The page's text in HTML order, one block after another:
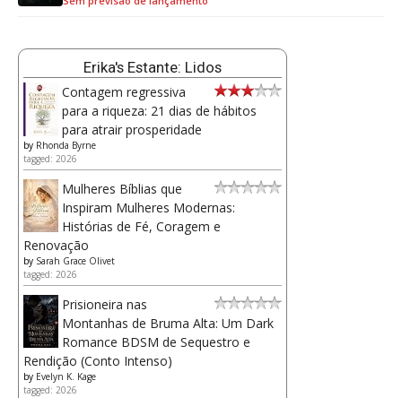
Erika's Estante: Lidos
Contagem regressiva
para a riqueza: 21 dias de hábitos
para atrair prosperidade
by Rhonda Byrne
tagged: 2026
Mulheres Bíblias que
Inspiram Mulheres Modernas:
Histórias de Fé, Coragem e
Renovação
by Sarah Grace Olivet
tagged: 2026
Prisioneira nas
Montanhas de Bruma Alta: Um Dark
Romance BDSM de Sequestro e
Rendição (Conto Intenso)
by Evelyn K. Kage
tagged: 2026